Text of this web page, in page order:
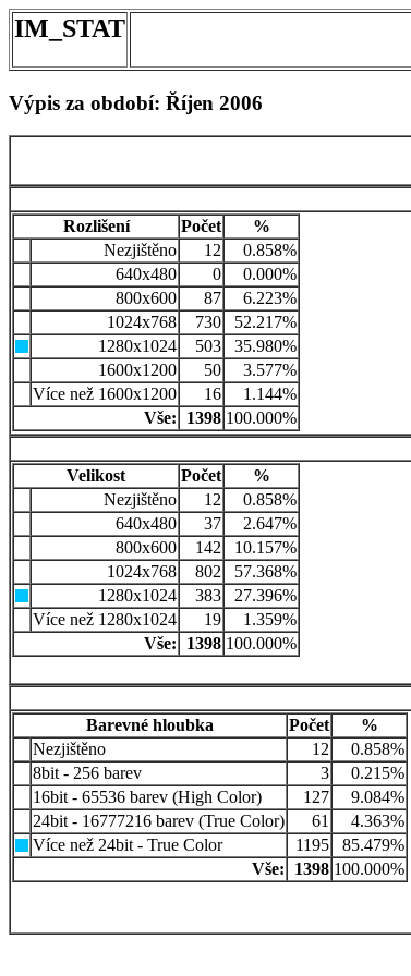
IM_STAT
Výpis za období: Říjen 2006
Rozlišení
Počet
%
Nezjištěno
12
0.858%
640x480
0
0.000%
800x600
87
6.223%
1024x768
730
52.217%
1280x1024
503
35.980%
1600x1200
50
3.577%
Více než 1600x1200
16
1.144%
Vše:
1398 100.000%
Velikost
Počet
%
Nezjištěno
12
0.858%
640x480
37
2.647%
800x600
142
10.157%
1024x768
802
57.368%
1280x1024
383
27.396%
Více než 1280x1024
19
1.359%
Vše:
1398 100.000%
Barevné hloubka
Počet
%
Nezjištěno
12
0.858%
8bit - 256 barev
3
0.215%
16bit - 65536 barev (High Color)
127
9.084%
24bit - 16777216 barev (True Color)
61
4.363%
Více než 24bit - True Color
1195
85.479%
Vše:
1398 100.000%